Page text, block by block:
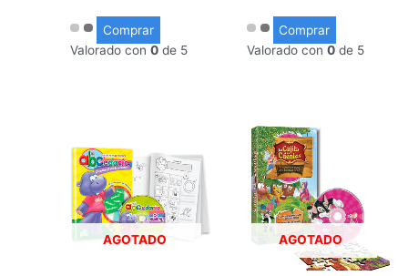
Comprar
Valorado con0 de 5
Comprar
Valorado con 0de 5
AGOTADO AGOTADO